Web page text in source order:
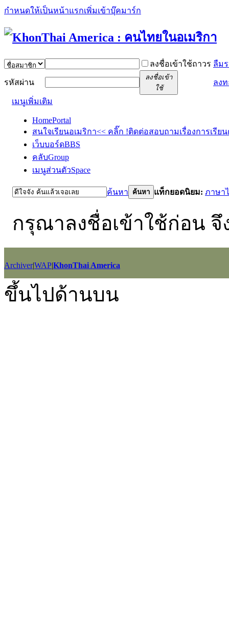
กำหนดให้เป็นหน้าแรกเพิ่มเข้าบุ๊คมาร์ก
ลงชื่อเข้าใช้ถาวร ลืม
รหัสผ่าน
ลงชื่อเข้า
ใช้
ลง
เมนูเพิ่มเติม
HomePortal
สนใจเรียนอเมริกา<< คลิ๊ก !ติดต่อสอบถามเรื่องการเรีย
เว็บบอร์ดBBS
คลับGroup
เมนูส่วนตัวSpace
ค้นหา ค้นหา แท็กยอดนิยม: ภาษา
กรุณาลงชื่อเข้าใช้ก่อน จึ
Archiver|WAP|KhonThai America
GMT+7, 2026-8-9 00:40
Powered by Discuz! X2.5Language by
ขึ้นไปด้านบน